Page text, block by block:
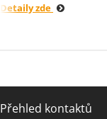
Detaily zde
Přehled kontaktů